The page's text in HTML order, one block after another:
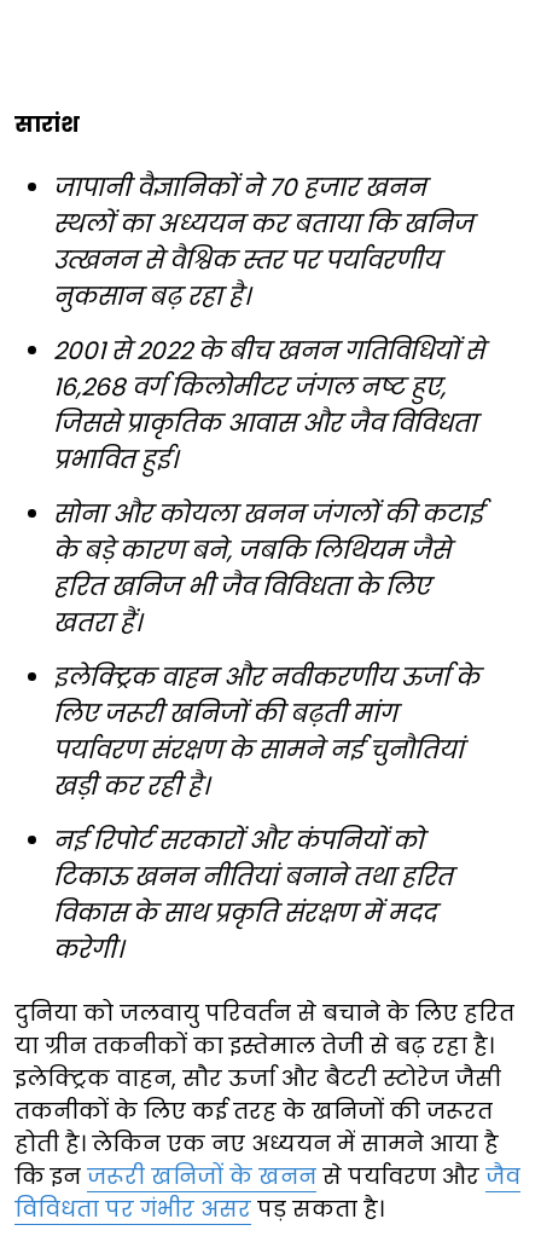
सारांश
जापानी वैज्ञानिकों ने 70 हजार खनन
स्थलों का अध्ययन कर बताया कि खनिज
उत्खनन से वैश्विक स्तर पर पर्यावरणीय
नुकसान बढ़ रहा है।
2001 से 2022 के बीच खनन गतिविधियों से
16,268 वर्ग किलोमीटर जंगल नष्ट हुए,
जिससे प्राकृतिक आवास और जैव विविधता
प्रभावित हुई।
सोना और कोयला खनन जंगलों की कटाई
के बड़े कारण बने, जबकि लिथियम जैसे
हरित खनिज भी जैव विविधता के लिए
खतरा हैं।
इलेक्ट्रिक वाहन और नवीकरणीय ऊर्जा के
लिए जरूरी खनिजों की बढ़ती मांग
पर्यावरण संरक्षण के सामने नई चुनौतियां
खड़ी कर रही है।
नई रिपोर्ट सरकारों और कंपनियों को
टिकाऊ खनन नीतियां बनाने तथा हरित
विकास के साथ प्रकृति संरक्षण में मदद
करेगी।
दुनिया को जलवायु परिवर्तन से बचाने के लिए हरित
या ग्रीन तकनीकों का इस्तेमाल तेजी से बढ़ रहा है।
इलेक्ट्रिक वाहन, सौर ऊर्जा और बैटरी स्टोरेज जैसी
तकनीकों के लिए कई तरह के खनिजों की जरूरत
होती है। लेकिन एक नए अध्ययन में सामने आया है
कि इन जरूरी खनिजों के खनन से पर्यावरण और जैव
विविधता पर गंभीर असर पड़ सकता है।